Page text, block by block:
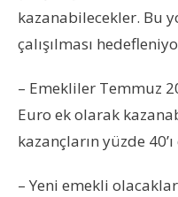
kazanabilecekler. Bu
çalışılması
– Emekliler Temmuz
Euro ek olarak
kazançların yüzde
– Yeni emekli